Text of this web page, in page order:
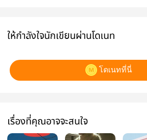
ให้กำลังใจนักเขียนผ่านโดเนท
โดเนทที่นี่
เรื่องที่คุณอาจจะสนใจ